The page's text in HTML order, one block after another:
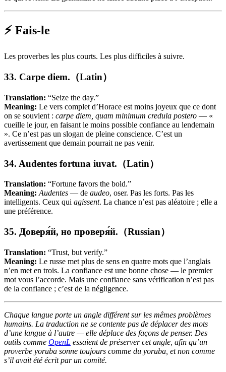
⚡ Fais-le
Les proverbes les plus courts. Les plus difficiles à suivre.
33. Carpe diem.（Latin）
Translation: “Seize the day.”
Meaning: Le vers complet d’Horace est moins joyeux que ce dont
on se souvient : carpe diem, quam minimum credula postero — «
cueille le jour, en faisant le moins possible confiance au lendemain
». Ce n’est pas un slogan de pleine conscience. C’est un
avertissement que demain pourrait ne pas venir.
34. Audentes fortuna iuvat.（Latin）
Translation: “Fortune favors the bold.”
Meaning: Audentes — de audeo, oser. Pas les forts. Pas les
intelligents. Ceux qui agissent. La chance n’est pas aléatoire ; elle a
une préférence.
35. Доверя́й, но проверя́й.（Russian）
Translation: “Trust, but verify.”
Meaning: Le russe met plus de sens en quatre mots que l’anglais
n’en met en trois. La confiance est une bonne chose — le premier
mot vous l’accorde. Mais une confiance sans vérification n’est pas
de la confiance ; c’est de la négligence.
Chaque langue porte un angle différent sur les mêmes problèmes
humains. La traduction ne se contente pas de déplacer des mots
d’une langue à l’autre — elle déplace des façons de penser. Des
outils comme OpenL essaient de préserver cet angle, afin qu’un
proverbe yoruba sonne toujours comme du yoruba, et non comme
s’il avait été écrit par un comité.